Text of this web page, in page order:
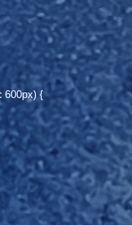
600px) {